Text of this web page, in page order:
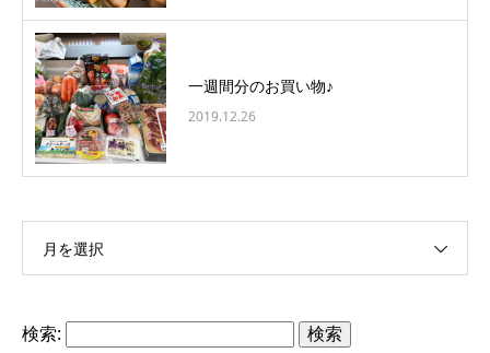
一週間分のお買い物♪
2019.12.26
月を選択
検索: